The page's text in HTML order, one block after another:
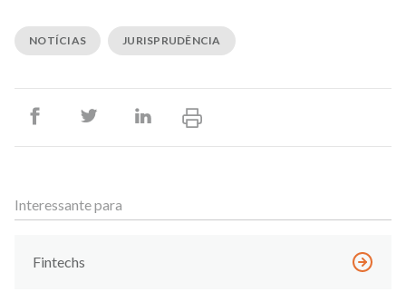
NOTÍCIAS JURISPRUDÊNCIA
Interessante para
Fintechs